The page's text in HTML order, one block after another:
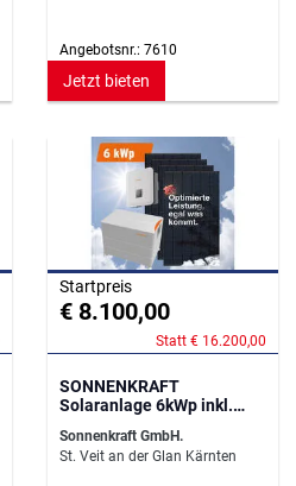
Angebotsnr.: 7610
Jetzt bieten
Startpreis
€ 8.100,00
Statt € 16.200,00
SONNENKRAFT
Solaranlage 6kWp inkl.
Sonnenkraft GmbH.
St. Veit an der Glan Kärnten